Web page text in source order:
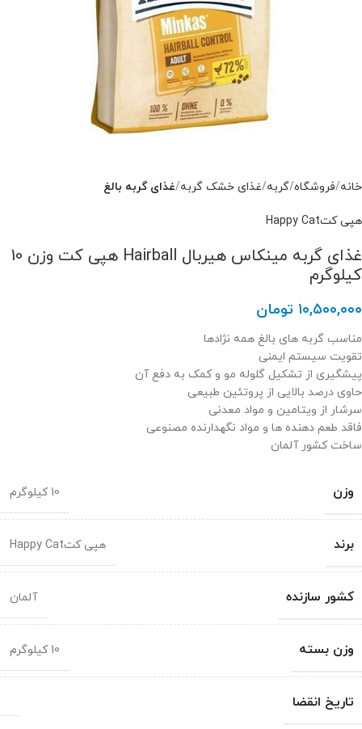
خانه فروشگاه گربه غذای خشک گربه غذای گربه بالغ
هپی کتHappy Cat
غذای گربه مینکاس هیربال Hairball هپی کت وزن 10
کیلوگرم
۱۰,۵۰۰,۰۰۰ تومان
مناسب گربه های بالغ همه نژادها
تقویت سیستم ایمنی
پیشگیری از تشکیل گلوله مو و کمک به دفع آن
حاوی درصد بالایی از پروتئین طبیعی
سرشار از ویتامین و مواد معدنی
فاقد طعم دهنده ها و مواد نگهدارنده مصنوعی
ساخت کشور آلمان
وزن 10 کیلوگرم
برند هپی کتHappy Cat
کشور سازنده آلمان
وزن بسته 10 کیلوگرم
تاریخ انقضا